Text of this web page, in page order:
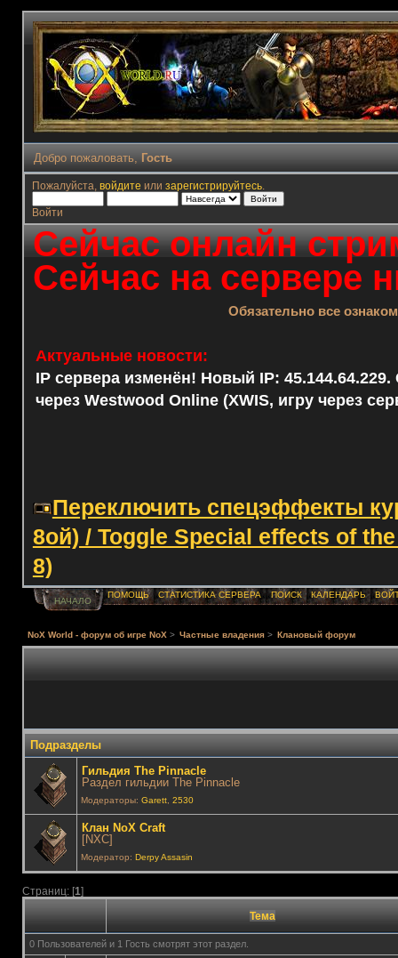
Добро пожаловать, Гость
Пожалуйста, войдите или зарегистрируйтесь.
Войти
Сейчас онлайн
Сейчас на сервере
Обязательно все
Актуальные новости:
IP сервера изменён! Новый IP: 45.144.64.229.
через Westwood Online (XWIS, игру через
Переключить спецэффекты
8ой) / Toggle Special effects of
8)
НАЧАЛО
ПОМОЩЬ СТАТИСТИКА СЕРВЕРА ПОИСК КАЛЕНДАРЬ
NoX World - форум об игре NoX > Частные владения > Клановый форум
Подразделы
Гильдия The Pinnacle
Раздел гильдии The Pinnacle
Модераторы: Garett, 2530
Клан NoX Craft
[NXC]
Модератор: Derpy Assasin
Страниц: [1]
Тема
0 Пользователей и 1 Гость смотрят этот раздел.